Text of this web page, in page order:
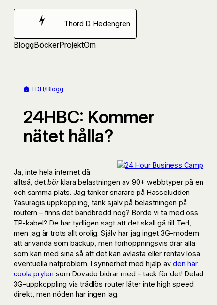
Hoppa
Thord D. Hedengren
BloggBöckerProjektOm
TDH/Blogg
24HBC: Kommer
nätet hålla?
Ja, inte hela internet då
alltså, det börklara belastningen av 90+ webbtyper på en
och samma plats. Jag tänker snarare på Hasseludden
Yasuragis uppkoppling, tänk själv på belastningen på
routern – finns det bandbredd nog? Borde vi ta med oss
TP-kabel? De har tydligen sagt att det skall gå till Ted,
men jag är trots allt orolig. Själv har jag inget 3G-modem
att använda som backup, men förhoppningsvis drar alla
som kan med sina så att det kan avlasta eller rentav lösa
eventuella nätproblem. I synnerhet med hjälp av den här
coola prylen som Dovado bidrar med – tack för det! Delad
3G-uppkoppling via trådlös router låter inte high speed
direkt, men nöden har ingen lag.